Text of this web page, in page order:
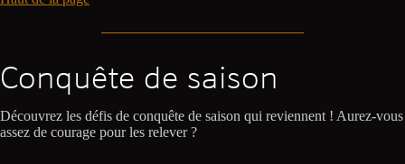
Conquête de saison
Découvrez les défis de conquête de saison qui reviennent ! Aurez-vous
assez de courage pour les relever ?